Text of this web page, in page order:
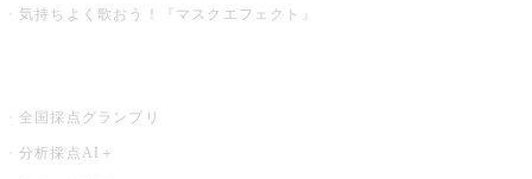
気持ちよく歌おう！『マスクエフェクト』
全国採点グランプリ
分析採点AI＋